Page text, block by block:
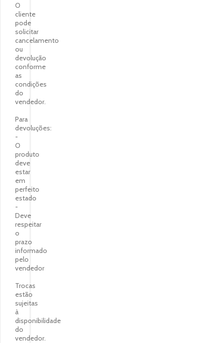
O
cliente
pode
solicitar
cancelamento
ou
devolução
conforme
as
condições
do
vendedor.
Para
devoluções:
-
O
produto
deve
estar
em
perfeito
estado
-
Deve
respeitar
o
prazo
informado
pelo
vendedor
Trocas
estão
sujeitas
à
disponibilidade
do
vendedor.